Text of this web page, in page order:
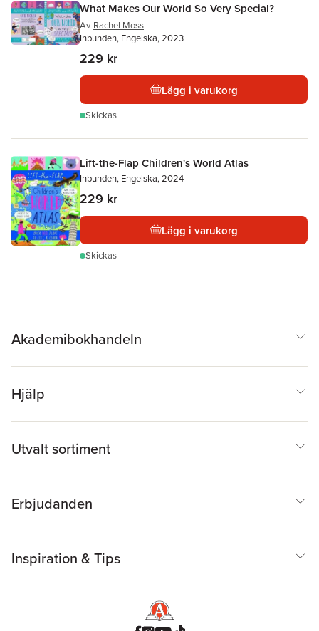
What Makes Our World So Very Special?
Av Rachel Moss
Inbunden, Engelska, 2023
229 kr
Lägg i varukorg
Skickas
Lift-the-Flap Children's World Atlas
Inbunden, Engelska, 2024
229 kr
Lägg i varukorg
Skickas
Akademibokhandeln
Hjälp
Utvalt sortiment
Erbjudanden
Inspiration & Tips